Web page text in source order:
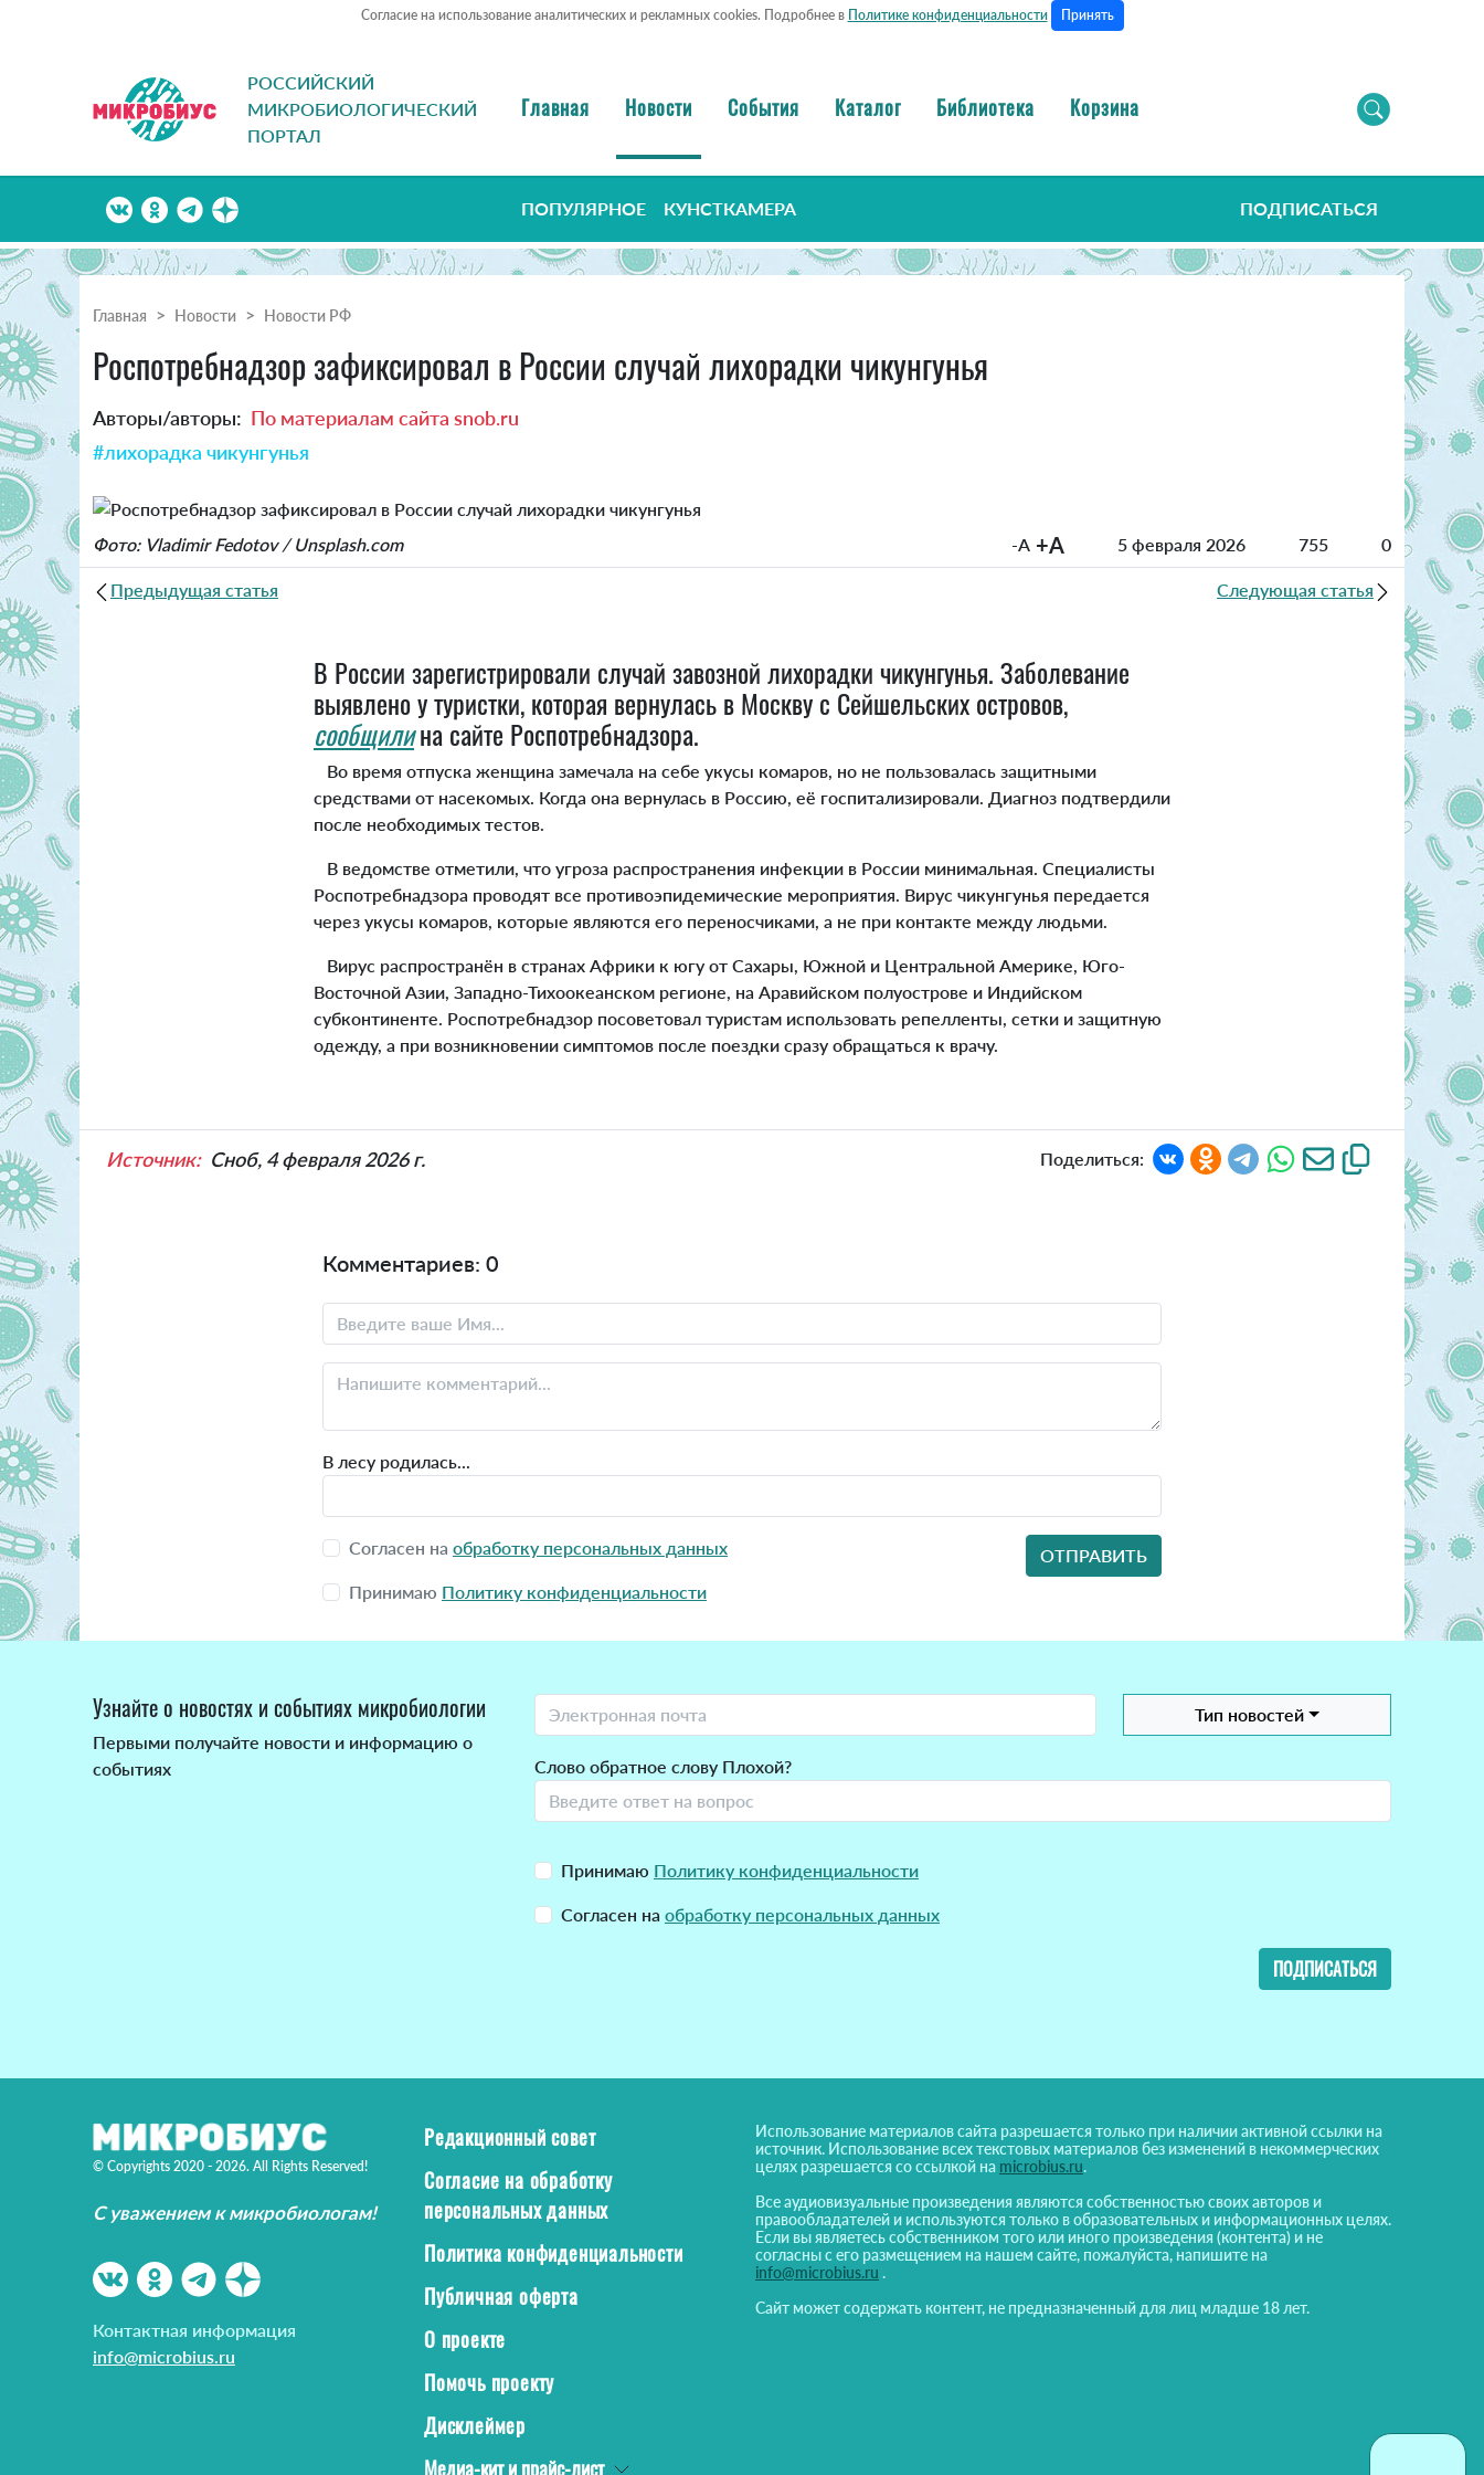
Согласие на использование аналитических и рекламных cookies. Подробнее в Политике конфиденциальности Принять
РОССИЙСКИЙ
МИКРОБИОЛОГИЧЕСКИЙ
ПОРТАЛ
Главная Новости События Каталог Библиотека Корзина
ПОПУЛЯРНОЕ КУНСТКАМЕРА ПОДПИСАТЬСЯ
Главная Новости Новости РФ
Роспотребнадзор зафиксировал в России случай лихорадки чикунгунья
Авторы/авторы: По материалам сайта snob.ru
#лихорадка чикунгунья
Фото: Vladimir Fedotov / Unsplash.com -A +A 5 февраля 2026 755 0
Предыдущая статья Следующая статья
В России зарегистрировали случай завозной лихорадки чикунгунья. Заболевание
выявлено у туристки, которая вернулась в Москву с Сейшельских островов,
сообщилина сайте Роспотребнадзора.
Во время отпуска женщина замечала на себе укусы комаров, но не пользовалась защитными
средствами от насекомых. Когда она вернулась в Россию, её госпитализировали. Диагноз подтвердили
после необходимых тестов.
В ведомстве отметили, что угроза распространения инфекции в России минимальная. Специалисты
Роспотребнадзора проводят все противоэпидемические мероприятия. Вирус чикунгунья передается
через укусы комаров, которые являются его переносчиками, а не при контакте между людьми.
Вирус распространён в странах Африки к югу от Сахары, Южной и Центральной Америке, Юго-
Восточной Азии, Западно-Тихоокеанском регионе, на Аравийском полуострове и Индийском
субконтиненте. Роспотребнадзор посоветовал туристам использовать репелленты, сетки и защитную
одежду, а при возникновении симптомов после поездки сразу обращаться к врачу.
Источник: Сноб, 4 февраля 2026 г. Поделиться:
Комментариев: 0
В лесу родилась...
Согласен на обработку персональных данных
Принимаю Политику конфиденциальности
Узнайте о новостях и событиях микробиологии
Первыми получайте новости и информацию о
событиях
Тип новостей
Слово обратное слову Плохой?
Принимаю Политику конфиденциальности
Согласен на обработку персональных данных
ПОДПИСАТЬСЯ
© Copyrights 2020 - 2026. All Rights Reserved!
С уважением к микробиологам!
Контактная информация
info@microbius.ru
Редакционный совет
Согласие на обработку
персональных данных
Политика конфиденциальности
Публичная оферта
О проекте
Помочь проекту
Дисклеймер
Медиа-кит и прайс-лист
Использование материалов сайта разрешается только при наличии активной ссылки на
источник. Использование всех текстовых материалов без изменений в некоммерческих
целях разрешается со ссылкой на microbius.ru.
Все аудиовизуальные произведения являются собственностью своих авторов и
правообладателей и используются только в образовательных и информационных целях.
Если вы являетесь собственником того или иного произведения (контента) и не
согласны с его размещением на нашем сайте, пожалуйста, напишите на
info@microbius.ru .
Сайт может содержать контент, не предназначенный для лиц младше 18 лет.